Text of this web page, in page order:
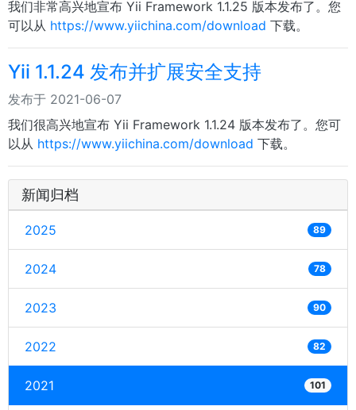
我们非常高兴地宣布 Yii Framework 1.1.25 版本发布了。您
可以从 https://www.yiichina.com/download 下载。
Yii 1.1.24 发布并扩展安全支持
发布于 2021-06-07
我们很高兴地宣布 Yii Framework 1.1.24 版本发布了。您可
以从 https://www.yiichina.com/download 下载。
新闻归档
2025 89
2024 78
2023 90
2022 82
2021 101